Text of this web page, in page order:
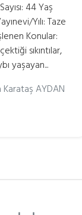
44 Yaş
Yılı: Taze
Konular:
sıkıntılar,
yaşayan...
Karataş AYDAN